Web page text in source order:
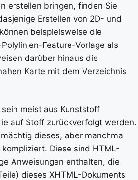
erstellen bringen, finden Sie
Erstellen von 2D- und
beispielsweise die
Feature-Vorlage als
darüber hinaus die
Karte mit dem Verzeichnis
meist aus Kunststoff
auf Stoff zurückverfolgt werden.
dieses, aber manchmal
Diese sind HTML-
Anweisungen enthalten, die
dieses XHTML-Dokuments